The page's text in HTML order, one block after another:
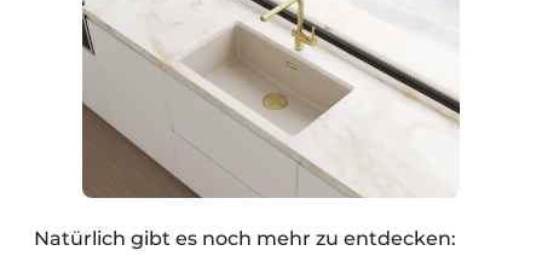
Natürlich gibt es noch mehr zu entdecken: